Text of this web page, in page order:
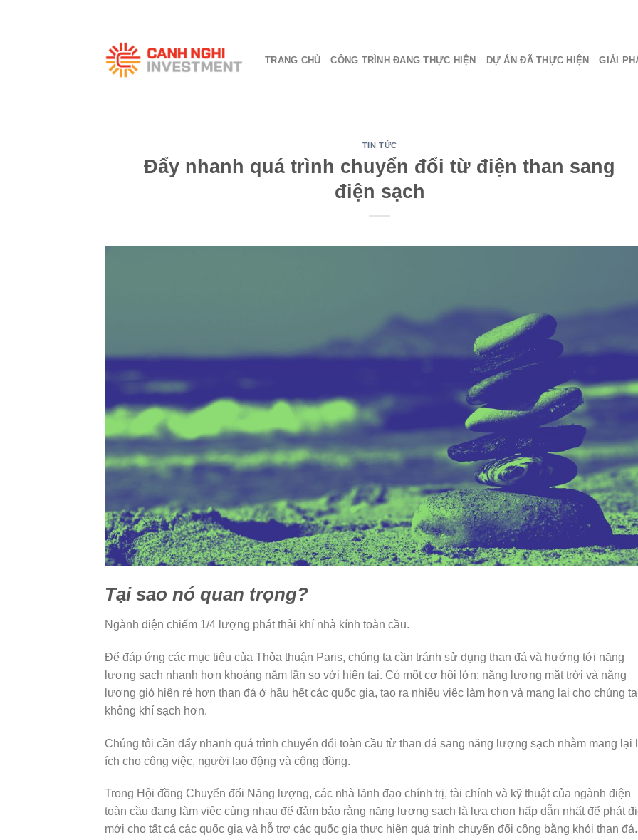
TRANG CHỦ CÔNG TRÌNH ĐANG THỰC HIỆN DỰ ÁN ĐÃ THỰC HIỆN GIẢI
TIN TỨC
Đẩy nhanh quá trình chuyển đổi từ điện than sang
điện sạch
Tại sao nó quan trọng?
Ngành điện chiếm 1/4 lượng phát thải khí nhà kính toàn cầu.
Để đáp ứng các mục tiêu của Thỏa thuận Paris, chúng ta cần tránh sử dụng than đá và hướng tới năng
lượng sạch nhanh hơn khoảng năm lần so với hiện tại. Có một cơ hội lớn: năng lượng mặt trời và năng
lượng gió hiện rẻ hơn than đá ở hầu hết các quốc gia, tạo ra nhiều việc làm hơn và mang lại cho chúng ta
không khí sạch hơn.
Chúng tôi cần đẩy nhanh quá trình chuyển đổi toàn cầu từ than đá sang năng lượng sạch nhằm mang lại
ích cho công việc, người lao động và cộng đồng.
Trong Hội đồng Chuyển đổi Năng lượng, các nhà lãnh đạo chính trị, tài chính và kỹ thuật của ngành điện
toàn cầu đang làm việc cùng nhau để đảm bảo rằng năng lượng sạch là lựa chọn hấp dẫn nhất để phát
mới cho tất cả các quốc gia và hỗ trợ các quốc gia thực hiện quá trình chuyển đổi công bằng khỏi than đá.